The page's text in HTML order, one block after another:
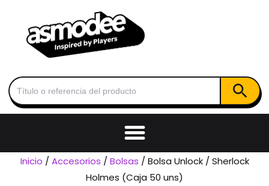
Buscar: Botón de
Inicio /Accesorios /Bolsas / Bolsa Unlock / Sherlock
Holmes (Caja 50 uns)